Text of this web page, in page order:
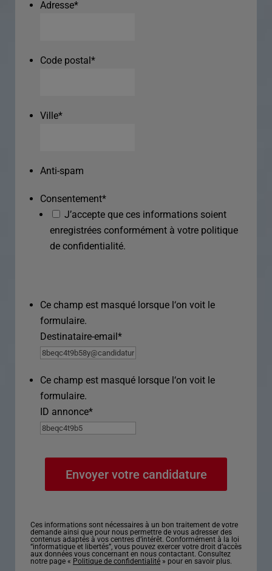
Adresse*
Code postal*
Ville*
Anti-spam
Consentement*
J’accepte que ces informations soient
enregistrées conformément à votre politique
de confidentialité.
Ce champ est masqué lorsque l‘on voit le
formulaire.
Destinataire-email*
Ce champ est masqué lorsque l‘on voit le
formulaire.
ID annonce*
Ces informations sont nécessaires à un bon traitement de votre
demande ainsi que pour nous permettre de vous adresser des
contenus adaptés à vos centres d’intérêt. Conformément à la loi
“informatique et libertés”, vous pouvez exercer votre droit d’accès
aux données vous concernant en nous contactant. Consultez
notre page « Politique de confidentialité » pour en savoir plus.